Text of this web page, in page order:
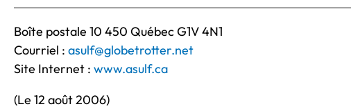
Boîte postale 10 450 Québec G1V 4N1
Courriel : asulf@globetrotter.net
Site Internet : www.asulf.ca
(Le 12 août 2006)